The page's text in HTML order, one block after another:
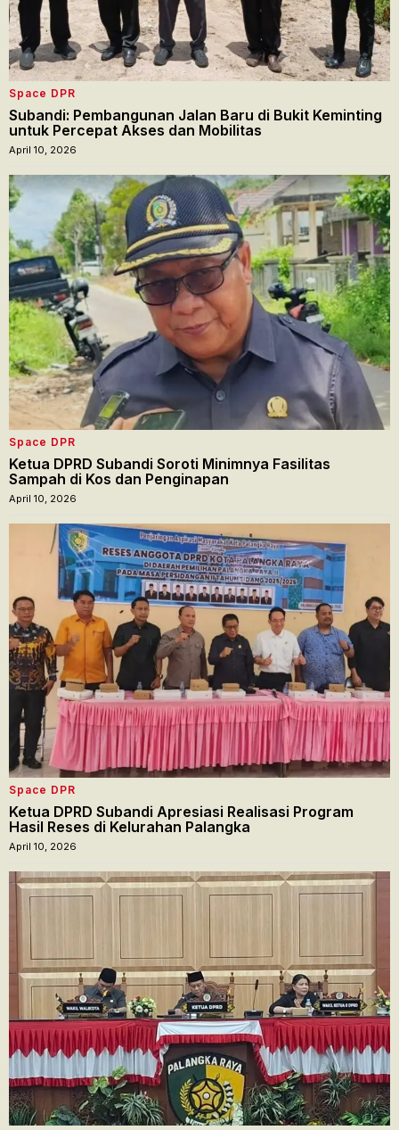
Space DPR
Subandi: Pembangunan Jalan Baru di Bukit Keminting
untuk Percepat Akses dan Mobilitas
April 10, 2026
Space DPR
Ketua DPRD Subandi Soroti Minimnya Fasilitas
Sampah di Kos dan Penginapan
April 10, 2026
Space DPR
Ketua DPRD Subandi Apresiasi Realisasi Program
Hasil Reses di Kelurahan Palangka
April 10, 2026